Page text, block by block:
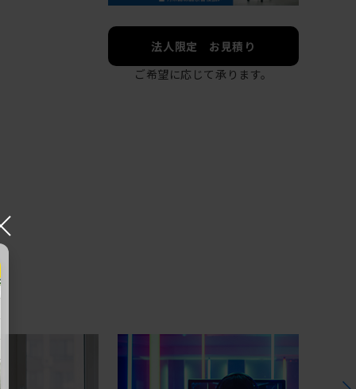
法人限定 お見積り
ご希望に応じて承ります。